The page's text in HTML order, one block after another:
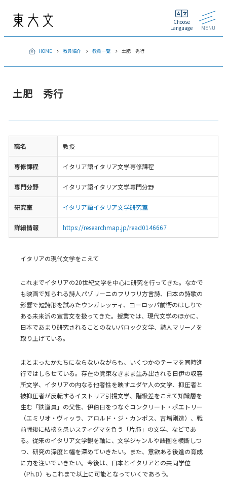
Choose
Language
MENU
HOME 教員紹介 教員一覧 土肥 秀行
土肥 秀行
職名 教授
専修課程 イタリア語イタリア文学専修課程
専門分野 イタリア語イタリア文学専門分野
研究室 イタリア語イタリア文学研究室
詳細情報 https://researchmap.jp/read0146667
イタリアの現代文学をこえて
これまでイタリアの20世紀文学を中心に研究を行ってきた。なかで
も映画で知られる詩人パゾリーニのフリウリ方言詩、日本の詩歌の
影響で短詩形を試みたウンガレッティ、ヨーロッパ前衛のはしりで
ある未来派の宣言文を扱ってきた。授業では、現代文学のほかに、
日本であまり研究されることのないバロック文学、詩人マリーノを
取り上げている。
まとまったかたちにならないながらも、いくつかのテーマを同時進
行ではしらせている。存在の覚束なきまま生み出される日伊の収容
所文学、イタリアの内なる他者性を映すユダヤ人の文学、抑圧者と
被抑圧者が反転するイストリア引揚文学、階級差をこえて知識層を
生む「鉄道員」の父性、伊伯日をつなぐコンクリート・ポエトリー
（エミリオ・ヴィッラ、アロルド・ジ・カンポス、吉増剛造）、戦
前戦後に結核を患いスティグマを負う「片肺」の文学、などであ
る。従来のイタリア文学観を軸に、文学ジャンルや語圏を横断しつ
つ、研究の深度と幅を深めていきたい。また、意欲ある後進の育成
に力を注いでいきたい。今後は、日本とイタリアとの共同学位
（Ph.D）もこれまで以上に可能となっていくであろう。